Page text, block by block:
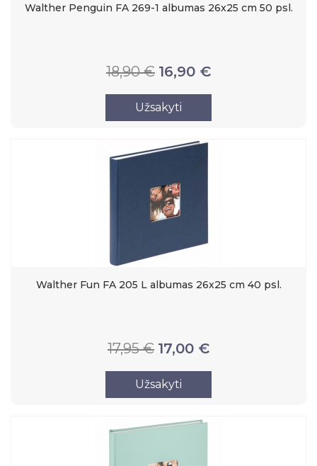
Walther Penguin FA 269-1 albumas 26x25 cm 50 psl.
18,90 € 16,90 €
Užsakyti
Walther Fun FA 205 L albumas 26x25 cm 40 psl.
17,95 € 17,00 €
Užsakyti